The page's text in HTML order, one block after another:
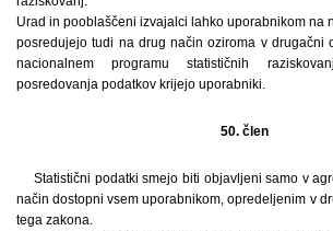
Urad in pooblaščeni izvajalci lahko uporabnikom na
posredujejo tudi na drug način oziroma v drugačni
nacionalnem programu statističnih
posredovanja podatkov krijejo uporabniki.
50. člen
Statistični podatki smejo biti objavljeni samo v
način dostopni vsem uporabnikom, opredeljenim v
tega zakona.